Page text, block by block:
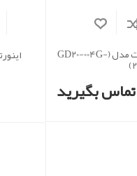
اینورتر سه فاز اینوت مدل (GD20-004G-
2)
تماس بگیرید